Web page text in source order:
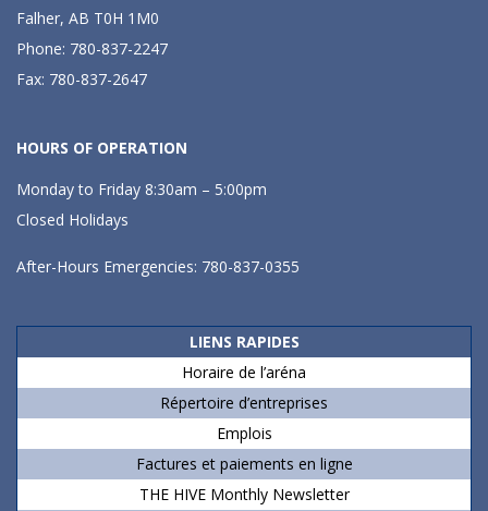
Falher, AB T0H 1M0
Phone: 780-837-2247
Fax: 780-837-2647
HOURS OF OPERATION
Monday to Friday 8:30am – 5:00pm
Closed Holidays
After-Hours Emergencies: 780-837-0355
LIENS RAPIDES
Horaire de l’aréna
Répertoire d’entreprises
Emplois
Factures et paiements en ligne
THE HIVE Monthly Newsletter